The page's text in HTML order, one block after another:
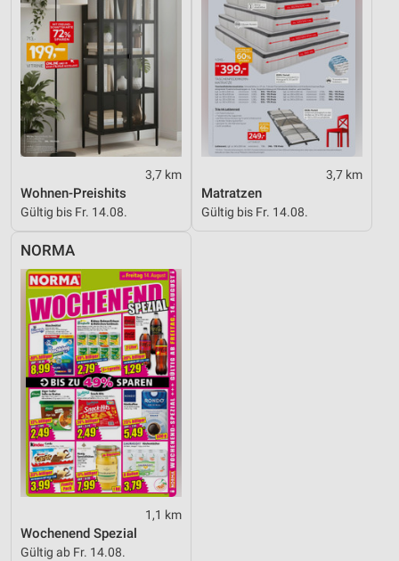
3,7 km
Wohnen-Preishits
Gültig bis Fr. 14.08.
3,7 km
Matratzen
Gültig bis Fr. 14.08.
NORMA
1,1 km
Wochenend Spezial
Gültig ab Fr. 14.08.